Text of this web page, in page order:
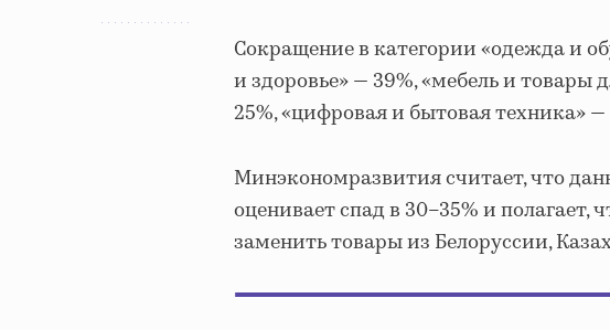
Сокращение в категории «одежда и
и здоровье» — 39%, «мебель и товары
25%, «цифровая и бытовая техника» —
Минэкономразвития считает, что
оценивает спад в 30–35% и
заменить товары из Белоруссии,